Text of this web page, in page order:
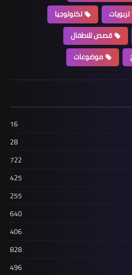
تربويات
تكنولوجيا
قصص للاطفال
موضوعات
16
28
722
425
255
640
406
828
496